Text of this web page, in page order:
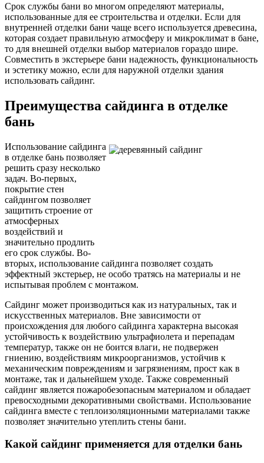
Срок службы бани во многом определяют материалы,
использованные для ее строительства и отделки. Если для
внутренней отделки бани чаще всего используется древесина,
которая создает правильную атмосферу и микроклимат в бане,
то для внешней отделки выбор материалов гораздо шире.
Совместить в экстерьере бани надежность, функциональность
и эстетику можно, если для наружной отделки здания
использовать сайдинг.
Преимущества сайдинга в отделке
бань
Использование сайдинга
в отделке бань позволяет
решить сразу несколько
задач. Во-первых,
покрытие стен
сайдингом позволяет
защитить строение от
атмосферных
воздействий и
значительно продлить
его срок службы. Во-
вторых, использование сайдинга позволяет создать
эффектный экстерьер, не особо тратясь на материалы и не
испытывая проблем с монтажом.
Сайдинг может производиться как из натуральных, так и
искусственных материалов. Вне зависимости от
происхождения для любого сайдинга характерна высокая
устойчивость к воздействию ультрафиолета и перепадам
температур, также он не боится влаги, не подвержен
гниению, воздействиям микроорганизмов, устойчив к
механическим повреждениям и загрязнениям, прост как в
монтаже, так и дальнейшем уходе. Также современный
сайдинг является пожаробезопасным материалом и обладает
превосходными декоративными свойствами. Использование
сайдинга вместе с теплоизоляционными материалами также
позволяет значительно утеплить стены бани.
Какой сайдинг применяется для отделки бань